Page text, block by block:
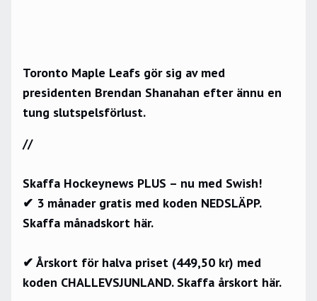
Toronto Maple Leafs gör sig av med
presidenten Brendan Shanahan efter ännu en
tung slutspelsförlust.
//
Skaffa Hockeynews PLUS – nu med Swish!
✔ 3 månader gratis med koden NEDSLÄPP.
Skaffa månadskort här.
✔ Årskort för halva priset (449,50 kr) med
koden CHALLEVSJUNLAND. Skaffa årskort här.